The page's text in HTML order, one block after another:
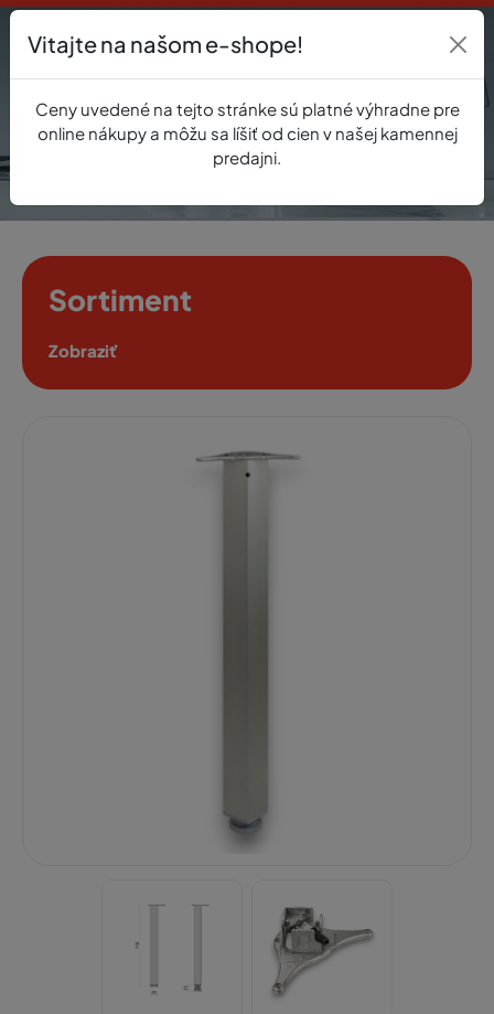
0
Sortiment
Zobraziť
Vitajte na našom e-shope!
Ceny uvedené na tejto stránke sú platné výhradne pre
online nákupy a môžu sa líšiť od cien v našej kamennej
predajni.